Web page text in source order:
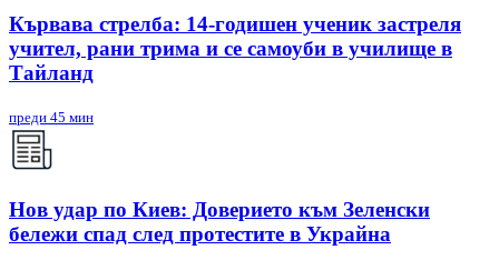
Кървава стрелба: 14-годишен ученик застреля
учител, рани трима и се самоуби в училище в
Тайланд
преди 45 мин
Нов удар по Киев: Доверието към Зеленски
бележи спад след протестите в Украйна